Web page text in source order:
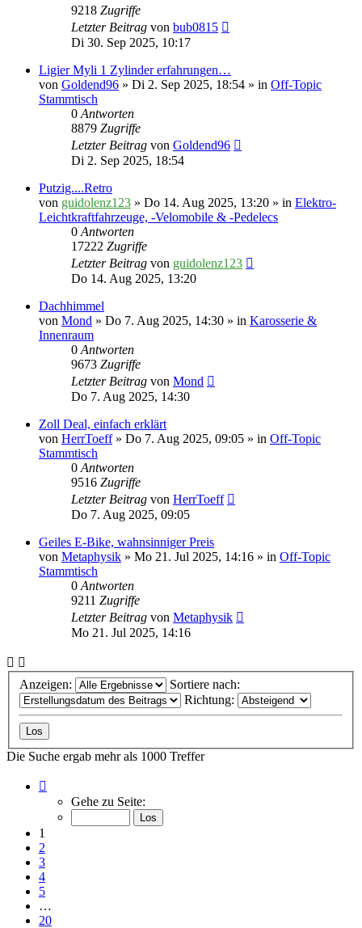
9218 Zugriffe
Letzter Beitrag von bub0815
Di 30. Sep 2025, 10:17
Ligier Myli 1 Zylinder erfahrungen…
von Goldend96 » Di 2. Sep 2025, 18:54 » in Off-Topic
Stammtisch
0Antworten
8879 Zugriffe
Letzter Beitrag von Goldend96
Di 2. Sep 2025, 18:54
Putzig....Retro
von guidolenz123 » Do 14. Aug 2025, 13:20 » in Elektro-
Leichtkraftfahrzeuge, -Velomobile & -Pedelecs
0Antworten
17222 Zugriffe
Letzter Beitrag von guidolenz123
Do 14. Aug 2025, 13:20
Dachhimmel
von Mond » Do 7. Aug 2025, 14:30 » in Karosserie &
Innenraum
0Antworten
9673 Zugriffe
Letzter Beitrag von Mond
Do 7. Aug 2025, 14:30
Zoll Deal, einfach erklärt
von HerrToeff» Do 7. Aug 2025, 09:05 » in Off-Topic
Stammtisch
0Antworten
9516 Zugriffe
Letzter Beitrag von HerrToeff
Do 7. Aug 2025, 09:05
Geiles E-Bike, wahnsinniger Preis
von Metaphysik » Mo 21. Jul 2025, 14:16 » in Off-Topic
Stammtisch
0Antworten
9211 Zugriffe
Letzter Beitrag von Metaphysik
Mo 21. Jul 2025, 14:16
Anzeigen:
Sortiere nach:
Richtung:
Die Suche ergab mehr als 1000 Treffer
von
Gehe zu Seite:
1
2
3
4
5
…
20